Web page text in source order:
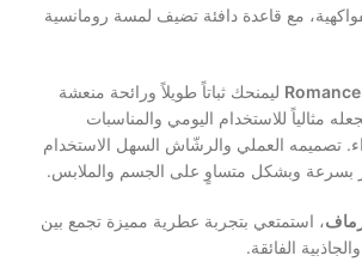
مع قاعدة دافئة تضيف لمسة رومانسية
ليمنحك ثباتاً طويلاً ورائحة منعشة
مثالياً للاستخدام اليومي والمناسبات
تصميمه العملي والرشّاش السهل الاستخدام
بسرعة وبشكل متساوٍ على الجسم والملابس.
، استمتعي بتجربة عطرية مميزة تجمع بين
الفائقة.